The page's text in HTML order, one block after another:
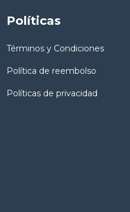
Políticas
Términos y Condiciones
Política de reembolso
Políticas de privacidad